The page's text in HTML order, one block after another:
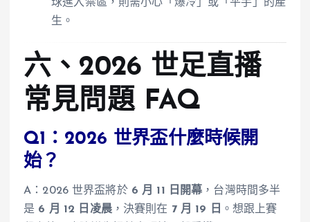
球進入禁區，則需小心「爆冷」或「平手」的產
生。
六、2026 世足直播
常見問題 FAQ
Q1：2026 世界盃什麼時候開
始？
A：2026 世界盃將於 6 月 11 日開幕，台灣時間多半
是 6 月 12 日凌晨，決賽則在 7 月 19 日 。想跟上賽